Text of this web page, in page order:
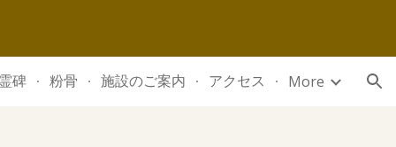
碑 粉骨 施設のご案内 アクセス More